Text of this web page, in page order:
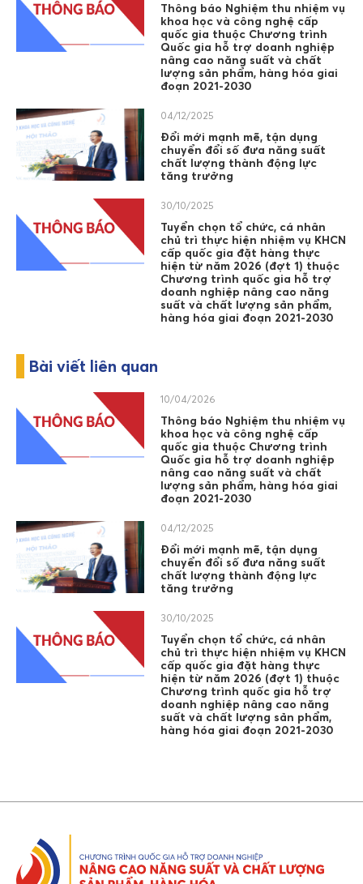
Thông báo Nghiệm thu nhiệm vụ
khoa học và công nghệ cấp
quốc gia thuộc Chương trình
Quốc gia hỗ trợ doanh nghiệp
nâng cao năng suất và chất
lượng sản phẩm, hàng hóa giai
đoạn 2021-2030
04/12/2025
Đổi mới mạnh mẽ, tận dụng
chuyển đổi số đưa năng suất
chất lượng thành động lực
tăng trưởng
30/10/2025
Tuyển chọn tổ chức, cá nhân
chủ trì thực hiện nhiệm vụ KHCN
cấp quốc gia đặt hàng thực
hiện từ năm 2026 (đợt 1) thuộc
Chương trình quốc gia hỗ trợ
doanh nghiệp nâng cao năng
suất và chất lượng sản phẩm,
hàng hóa giai đoạn 2021-2030
Bài viết liên quan
10/04/2026
Thông báo Nghiệm thu nhiệm vụ
khoa học và công nghệ cấp
quốc gia thuộc Chương trình
Quốc gia hỗ trợ doanh nghiệp
nâng cao năng suất và chất
lượng sản phẩm, hàng hóa giai
đoạn 2021-2030
04/12/2025
Đổi mới mạnh mẽ, tận dụng
chuyển đổi số đưa năng suất
chất lượng thành động lực
tăng trưởng
30/10/2025
Tuyển chọn tổ chức, cá nhân
chủ trì thực hiện nhiệm vụ KHCN
cấp quốc gia đặt hàng thực
hiện từ năm 2026 (đợt 1) thuộc
Chương trình quốc gia hỗ trợ
doanh nghiệp nâng cao năng
suất và chất lượng sản phẩm,
hàng hóa giai đoạn 2021-2030